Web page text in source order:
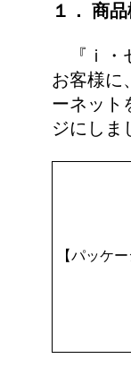
１． 商
『ｉ・
お客様に
ーネット
ジにしま
【パッケー